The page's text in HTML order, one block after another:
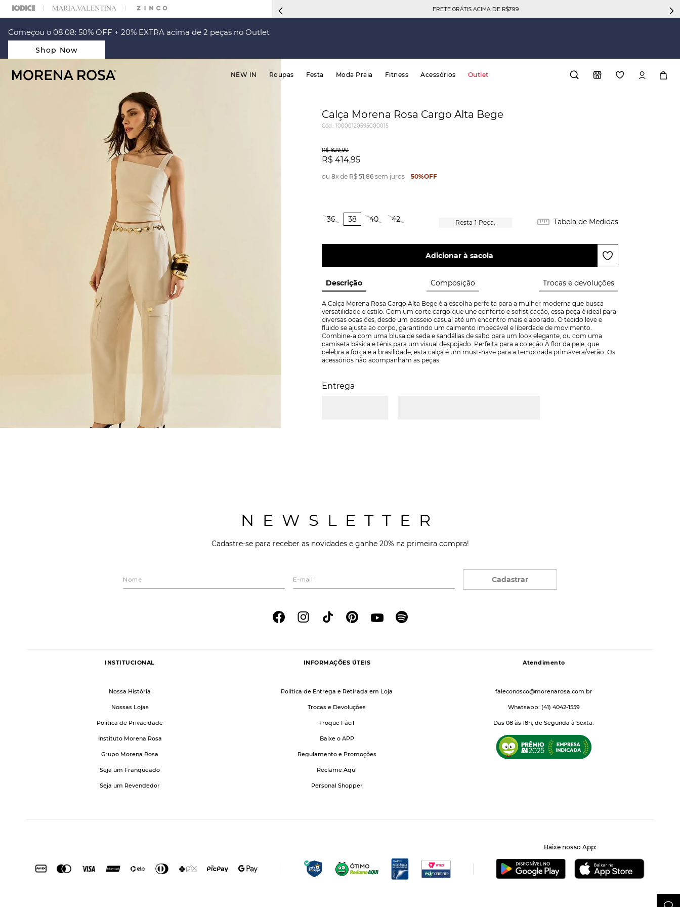
ESCOLHER SEU LOOK?FALE COM NOSSA PERSONAL SHOPPER. FRETE GRÁTIS ACIMA DE R$799
Começou o 08.08: 50% OFF + 20% EXTRA acima de 2 peças no Outlet
Shop Now
NEW IN Roupas Festa Moda Praia Fitness Acessórios Outlet
Calça Morena Rosa Cargo Alta Bege
Cód.: 10000120595000015
R$ 829,90
R$ 414,95
ou 8x de R$ 51,86 sem juros 50%OFF
36 38 40 42 1 Peça. Tabela de Medidas
Adicionar à sacola
Descrição Composição Trocas e devoluções
A Calça Morena Rosa Cargo Alta Bege é a escolha perfeita para a mulher moderna que busca
versatilidade e estilo. Com um corte cargo que une conforto e sofisticação, essa peça é ideal para
diversas ocasiões, desde um passeio casual até um encontro mais elaborado. O tecido leve e
fluido se ajusta ao corpo, garantindo um caimento impecável e liberdade de movimento.
Combine-a com uma blusa de seda e sandálias de salto para um look elegante, ou com uma
camiseta básica e tênis para um visual despojado. Perfeita para a coleção À flor da pele, que
celebra a força e a brasilidade, esta calça é um must-have para a temporada primavera/verão. Os
acessórios não acompanham as peças.
Entrega
NEWSLETTER
Cadastre-se para receber as novidades e ganhe 20% na primeira compra!
Cadastrar
INSTITUCIONAL
Nossa História
Nossas Lojas
Política de Privacidade
Instituto Morena Rosa
Grupo Morena Rosa
Seja um Franqueado
Seja um Revendedor
INFORMAÇÕES ÚTEIS
Política de Entrega e Retirada em Loja
Trocas e Devoluções
Troque Fácil
Baixe o APP
Regulamento e Promoções
Reclame Aqui
Personal Shopper
Atendimento
faleconosco@morenarosa.com.br
Whatsapp: (41) 4042-1559
Das 08 às 18h, de Segunda à Sexta.
Baixe nosso App: